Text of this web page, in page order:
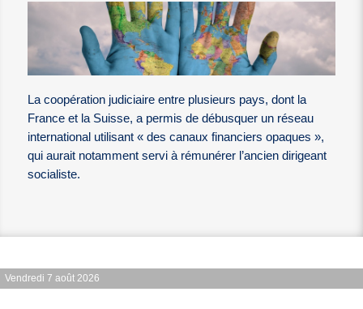
La coopération judiciaire entre plusieurs pays, dont la
France et la Suisse, a permis de débusquer un réseau
international utilisant « des canaux financiers opaques »,
qui aurait notamment servi à rémunérer l’ancien dirigeant
socialiste.
Vendredi 7 août 2026